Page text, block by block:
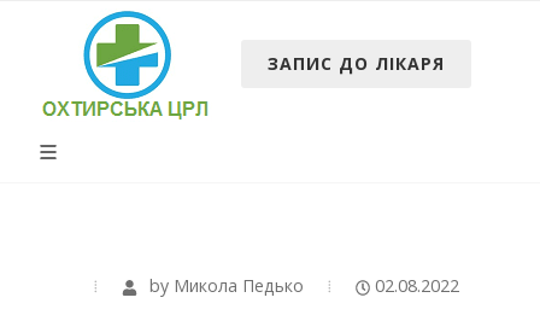
ЗАПИС ДО ЛІКАРЯ
by Микола Педько 02.08.2022